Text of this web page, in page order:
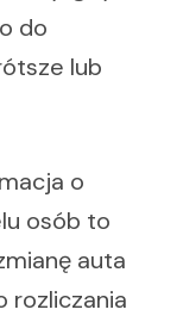
do
lub
o
osób to
auta
rozliczania